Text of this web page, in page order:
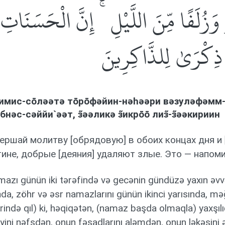
وَزُلَفًا مِّنَ اللَّيْلِ ۚ إِنَّ الْحَسَنَاتِ
لِلذَّاكِرِينَ
сōлəəтə тōрōфəйин-нəhəəри
сəййи`əəт, з̃əəликə з̃икрōō лиз̃-з̃əəкириин
молитву [обрядовую] в обоих концах дня
добрые [деяния] удаляют злые. Это —
günün iki tərəfində və gecənin gündüzə yaxın
zöhr və əsr namazlarını günün ikinci yarısında,
qıl) ki, həqiqətən, (namaz başda olmaqla)
nəfsdən, onun fəsadlarını aləmdən, onun